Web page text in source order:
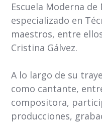
Escuela Moderna
especializado en
maestros, entre
Cristina Gálvez.
A lo largo de su
como cantante,
compositora,
producciones,